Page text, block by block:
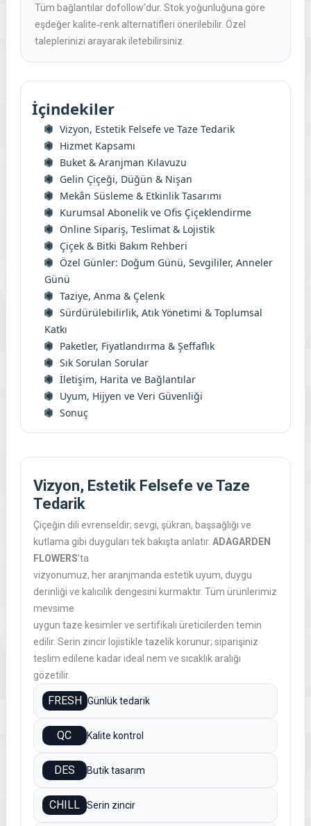
Tüm bağlantılar dofollow’dur. Stok yoğunluğuna göre
eşdeğer kalite‑renk alternatifleri önerilebilir. Özel
taleplerinizi arayarak iletebilirsiniz.
İçindekiler
Vizyon, Estetik Felsefe ve Taze Tedarik
Hizmet Kapsamı
Buket & Aranjman Kılavuzu
Gelin Çiçeği, Düğün & Nişan
Mekân Süsleme & Etkinlik Tasarımı
Kurumsal Abonelik ve Ofis Çiçeklendirme
Online Sipariş, Teslimat & Lojistik
Çiçek & Bitki Bakım Rehberi
Özel Günler: Doğum Günü, Sevgililer, Anneler
Günü
Taziye, Anma & Çelenk
Sürdürülebilirlik, Atık Yönetimi & Toplumsal
Katkı
Paketler, Fiyatlandırma & Şeffaflık
Sık Sorulan Sorular
İletişim, Harita ve Bağlantılar
Uyum, Hijyen ve Veri Güvenliği
Sonuç
Vizyon, Estetik Felsefe ve Taze
Tedarik
Çiçeğin dili evrenseldir; sevgi, şükran, başsağlığı ve
kutlama gibi duyguları tek bakışta anlatır. ADAGARDEN
FLOWERS’ta
vizyonumuz, her aranjmanda estetik uyum, duygu
derinliği ve kalıcılık dengesini kurmaktır. Tüm ürünlerimiz
mevsime
uygun taze kesimler ve sertifikalı üreticilerden temin
edilir. Serin zincirlojistikle tazelik korunur; siparişiniz
teslim edilene kadar ideal nem ve sıcaklık aralığı
gözetilir.
FRESH Günlük tedarik
QC Kalite kontrol
DES Butik tasarım
CHILL Serin zincir